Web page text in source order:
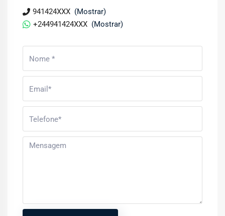
941424XXX (Mostrar)
+244941424XXX (Mostrar)